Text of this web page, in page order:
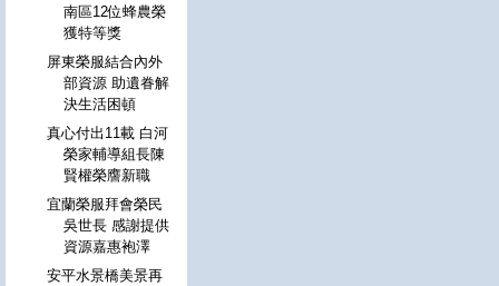
南區12位蜂農榮
獲特等獎
屏東榮服結合內外
部資源 助遺眷解
決生活困頓
真心付出11載 白河
榮家輔導組長陳
賢權榮譍新職
宜蘭榮服拜會榮民
吳世長 感謝提供
資源嘉惠袍澤
安平水景橋美景再